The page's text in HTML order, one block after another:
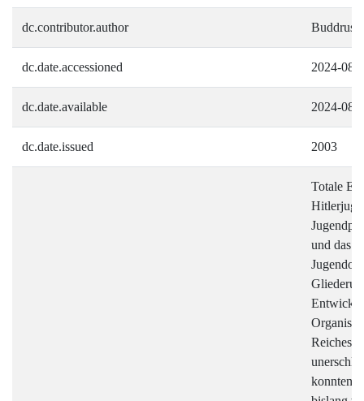
dc.contributor.author Buddrus,
dc.date.accessioned 2024-08-
dc.date.available 2024-08-
dc.date.issued 2003
Totale
und das
Reiches.
konnten